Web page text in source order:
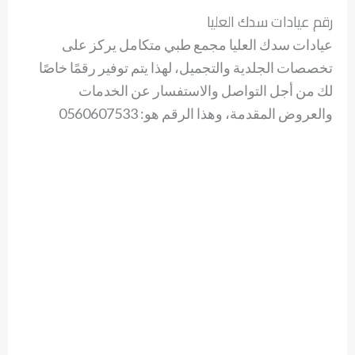
رقم عيادات سدك العليا
عيادات سدك العليا مجمع طبي متكامل يركز على
تخصصات الجلدية والتجميل، لهذا يتم توفير رقمًا خاصًا
لك من أجل التواصل والاستفسار عن الخدمات
والعروض المقدمة، وهذا الرقم هو: 0560607533